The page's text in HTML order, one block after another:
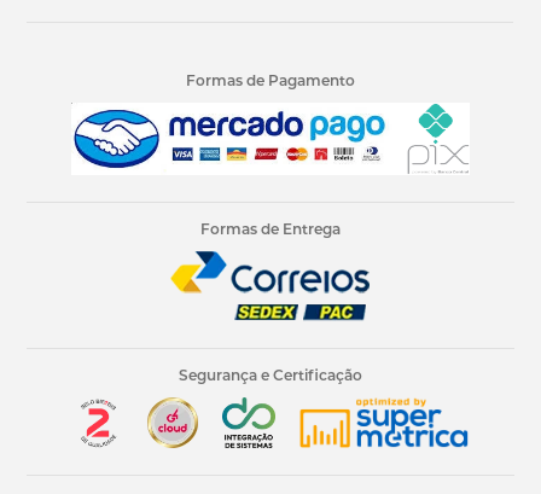
Formas de Pagamento
Formas de Entrega
Segurança e Certificação